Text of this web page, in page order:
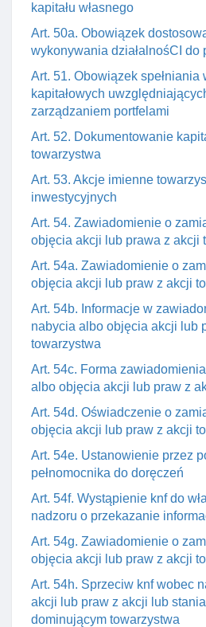
kapitału własnego
Art. 50a. Obowiązek
wykonywania działalnośCI do
Art. 51. Obowiązek spełniania
kapitałowych
zarządzaniem portfelami
Art. 52. Dokumentowanie
towarzystwa
Art. 53. Akcje imienne
inwestycyjnych
Art. 54. Zawiadomienie o
objęcia akcji lub prawa z akcji
Art. 54a. Zawiadomienie o
objęcia akcji lub praw z akcji
Art. 54b. Informacje w
nabycia albo objęcia akcji lub
towarzystwa
Art. 54c. Forma
albo objęcia akcji lub praw z
Art. 54d. Oświadczenie o
objęcia akcji lub praw z akcji
Art. 54e. Ustanowienie przez
pełnomocnika do doręczeń
Art. 54f. Wystąpienie knf do
nadzoru o przekazanie
Art. 54g. Zawiadomienie o
objęcia akcji lub praw z akcji
Art. 54h. Sprzeciw knf wobec
akcji lub praw z akcji lub
dominującym towarzystwa